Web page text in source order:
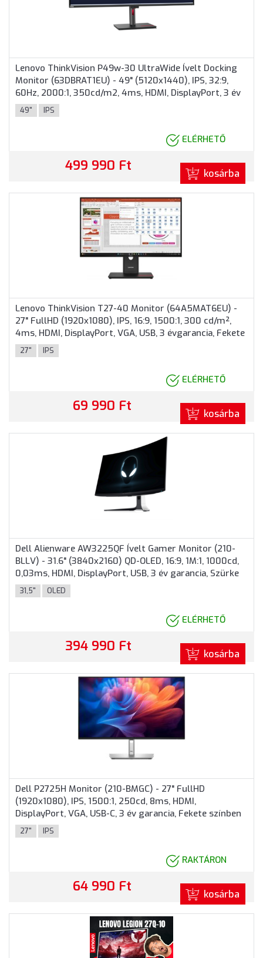
Lenovo ThinkVision P49w-30 UltraWide Ívelt Docking
Monitor (63DBRAT1EU) - 49" (5120x1440), IPS, 32:9,
60Hz, 2000:1, 350cd/m2, 4ms, HDMI, DisplayPort, 3 év
garancia, Fekete színben
49" IPS
ELÉRHETŐ
499 990 Ft kosárba
Lenovo ThinkVision T27-40 Monitor (64A5MAT6EU) -
27" FullHD (1920x1080), IPS, 16:9, 1500:1, 300 cd/m²,
4ms, HDMI, DisplayPort, VGA, USB, 3 évgarancia, Fekete
színben
27" IPS
ELÉRHETŐ
69 990 Ft kosárba
Dell Alienware AW3225QF Ívelt Gamer Monitor (210-
BLLV) - 31.6" (3840x2160) QD-OLED, 16:9, 1M:1, 1000cd,
0,03ms, HDMI, DisplayPort, USB, 3 év garancia, Szürke
színben
31,5" OLED
ELÉRHETŐ
394 990 Ft kosárba
Dell P2725H Monitor (210-BMGC) - 27" FullHD
(1920x1080), IPS, 1500:1, 250cd, 8ms, HDMI,
DisplayPort, VGA, USB-C, 3 év garancia, Fekete színben
27" IPS
RAKTÁRON
64 990 Ft kosárba